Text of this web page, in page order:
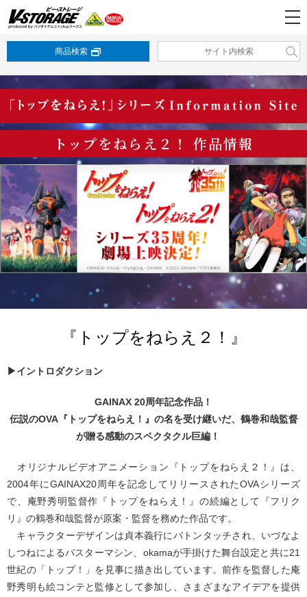
商品検索
トップをねらえ２！ 作品情報
『トップをねらえ２！』
▶イントロダクション
GAINAX 20周年記念作品！
伝説のOVA『トップをねらえ！』の名を受け継いだ、鶴巻和哉監督
が贈る感動のスペクタクル巨編！
オリジナルビデオアニメーション『トップをねらえ２！』は、
2004年にGAINAX20周年を記念してリリースされたOVAシリーズ
で、庵野秀明監督作『トップをねらえ！』の続編として『フリク
リ』の鶴巻和哉監督が原案・監督を務めた作品です。
キャラクターデザインは貞本義行にバトンタッチされ、いづなよ
しつねによるバスターマシン、okamaが手掛けた舞台設定と共に21
世紀の「トップ！」を見事に描き出しています。前作を監督した庵
野秀明も絵コンテと監修として参加し、さまざまなアイデアを提供